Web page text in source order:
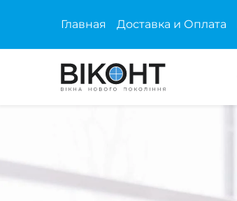
Главная Доставка и Оплата